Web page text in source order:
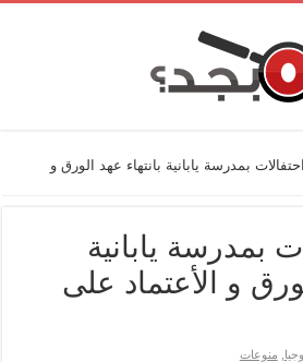
بمدرسة يابانية بانتهاء عهد الورق و
بمدرسة يابانية
و الأعتماد على
منوعات